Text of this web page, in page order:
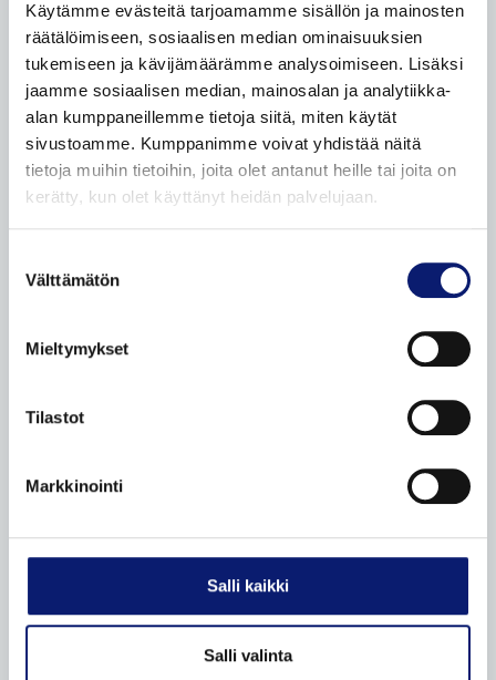
Käytämme evästeitä tarjoamamme sisällön ja mainosten
räätälöimiseen, sosiaalisen median ominaisuuksien
tukemiseen ja kävijämäärämme analysoimiseen. Lisäksi
jaamme sosiaalisen median, mainosalan ja analytiikka-
alan kumppaneillemme tietoja siitä, miten käytät
sivustoamme. Kumppanimme voivat yhdistää näitä
tietoja muihin tietoihin, joita olet antanut heille tai joita on
kerätty, kun olet käyttänyt heidän palvelujaan.
valinta
Välttämätön
Mieltymykset
Tilastot
Markkinointi
Salli kaikki
Salli valinta
VAIHTOAUTOT
Autohaku
Volvo Selekt vaihtoautot
Bilia Complete vaihtoautot
Bilia lisäpalvelut
Vaihtoauton ostovinkit
Etämyynnin ehdot
Korikorjaamo
Mobile service
Lisävarusteet ja varaosat
Ilmastointilaitteen huolto
Volvo tuulilasin vaihto ja korjaus